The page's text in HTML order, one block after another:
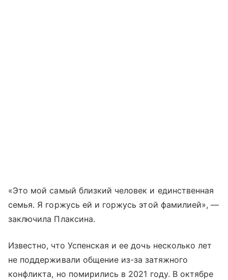
«Это мой самый близкий человек и единственная
семья. Я горжусь ей и горжусь этой фамилией», —
заключила Плаксина.
Известно, что Успенская и ее дочь несколько лет
не поддерживали общение из-за затяжного
конфликта, но помирились в 2021 году. В октябре